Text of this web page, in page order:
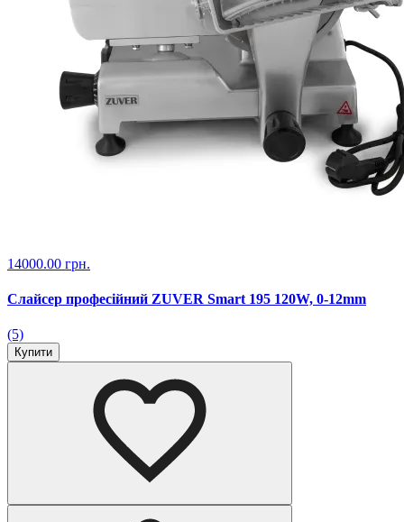
14000.00 грн.
Слайсер професійний ZUVER Smart 195 120W, 0-12mm
(5)
Купити